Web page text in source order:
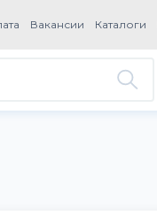
Вакансии Каталоги